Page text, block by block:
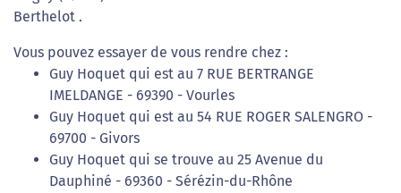
Berthelot .
Vous pouvez essayer de vous rendre chez :
Guy Hoquet qui est au 7 RUE BERTRANGE
IMELDANGE - 69390 - Vourles
Guy Hoquet qui est au 54 RUE ROGER SALENGRO -
69700 - Givors
Guy Hoquet qui se trouve au 25 Avenue du
Dauphiné - 69360 - Sérézin-du-Rhône